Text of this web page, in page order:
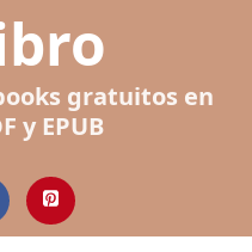
gratuitos en
y EPUB